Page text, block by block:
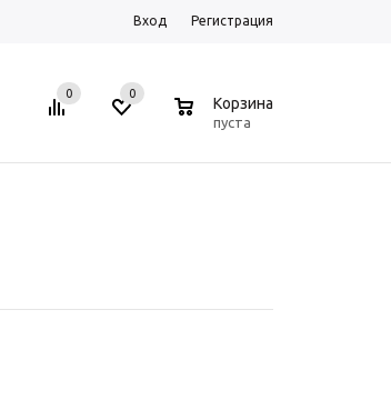
Вход Регистрация
0 0
Корзина
пуста